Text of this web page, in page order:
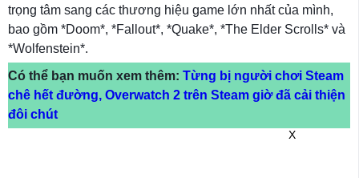
trọng tâm sang các thương hiệu game lớn nhất của mình,
bao gồm *Doom*, *Fallout*, *Quake*, *The Elder Scrolls* và
*Wolfenstein*.
Có thể bạn muốn xem thêm: Từng bị người chơi Steam
chê hết đường, Overwatch 2 trên Steam giờ đã cải thiện
đôi chút
X